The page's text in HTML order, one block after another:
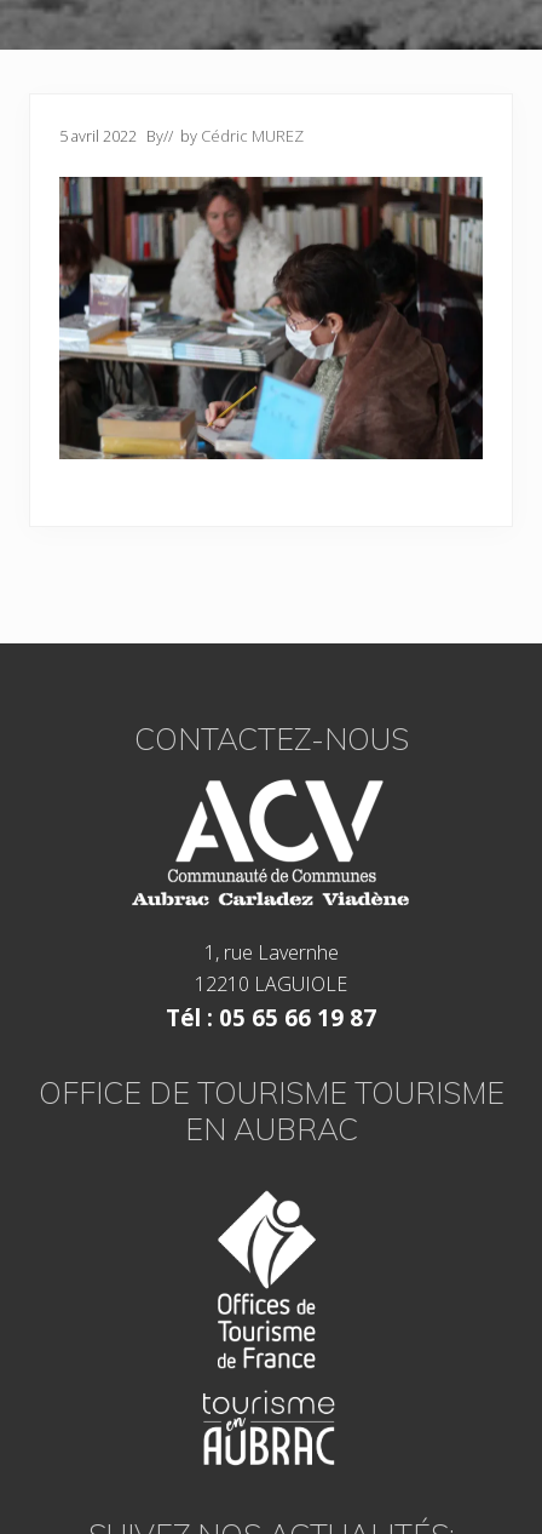
5 avril 2022 By// by Cédric MUREZ
CONTACTEZ-NOUS
1, rue Lavernhe
12210 LAGUIOLE
Tél : 05 65 66 19 87
OFFICE DE TOURISME TOURISME
EN AUBRAC